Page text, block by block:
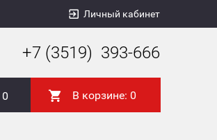
Личный кабинет
+7 (3519) 393-666
0 В корзине: 0